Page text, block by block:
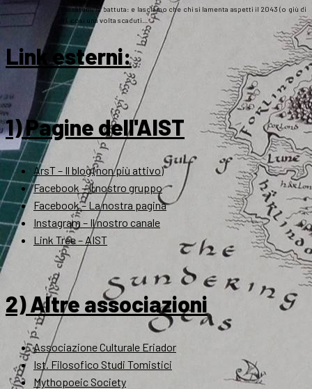
Passatemi la battuta: e lasciamo che chi si lamenta aspetti il 2043 (o giù di
lì), così una volta scaduti…
Link esterni:
1) Pagine dell'AIST
ArsT – Il blog (non più attivo)
Facebook – Il nostro gruppo
Facebook – La nostra pagina
Instagram – Il nostro canale
Link Tree – AIST
2) Altre associazioni
Associazione Culturale Eriador
Ist. Filosofico Studi Tomistici
Mythopoeic Society